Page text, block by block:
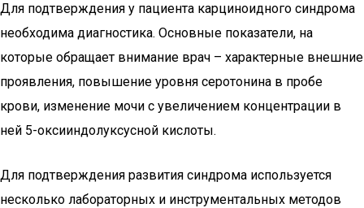
Для подтверждения у пациента карциноидного синдрома
необходима диагностика. Основные показатели, на
которые обращает внимание врач – характерные внешние
проявления, повышение уровня серотонина в пробе
крови, изменение мочи с увеличением концентрации в
ней 5-оксииндолуксусной кислоты.
Для подтверждения развития синдрома используется
несколько лабораторных и инструментальных методов